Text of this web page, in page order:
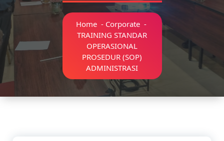
Home- Corporate-
TRAINING STANDAR
OPERASIONAL
PROSEDUR (SOP)
ADMINISTRASI